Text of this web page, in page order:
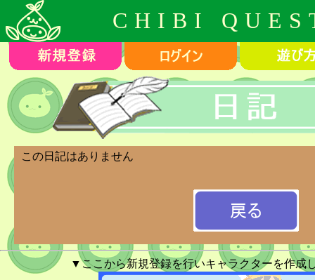
CHIBI
この日記はありません
▼ここから新規登録を行いキャラクターを作成